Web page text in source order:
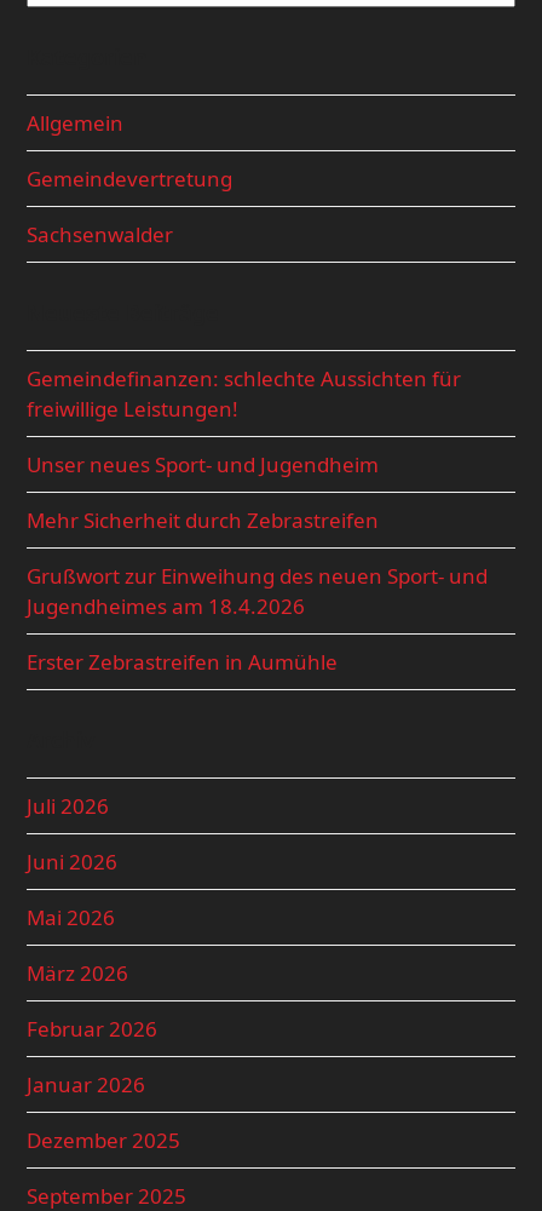
Allgemein
Gemeindevertretung
Sachsenwalder
Gemeindefinanzen: schlechte Aussichten für
freiwillige Leistungen!
Unser neues Sport- und Jugendheim
Mehr Sicherheit durch Zebrastreifen
Grußwort zur Einweihung des neuen Sport- und
Jugendheimes am 18.4.2026
Erster Zebrastreifen in Aumühle
Juli 2026
Juni 2026
Mai 2026
März 2026
Februar 2026
Januar 2026
Dezember 2025
September 2025